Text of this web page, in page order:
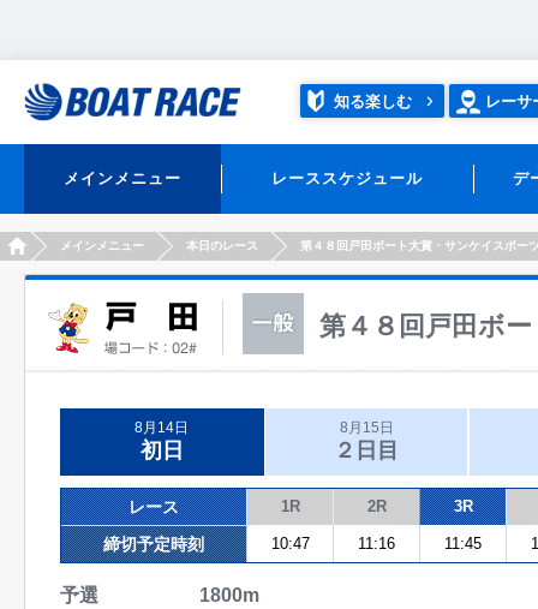
知る楽しむ レーサ
メインメニュー レーススケジュール デ
HOMEメインメニュー 本日のレース 第４８回戸田ボート大賞・サンケイスポー
第４８回戸田ボ
8月14日
初日
8月15日
２日目
レース 1R 2R 3R
締切予定時刻 10:47 11:16 11:45
予選 1800m